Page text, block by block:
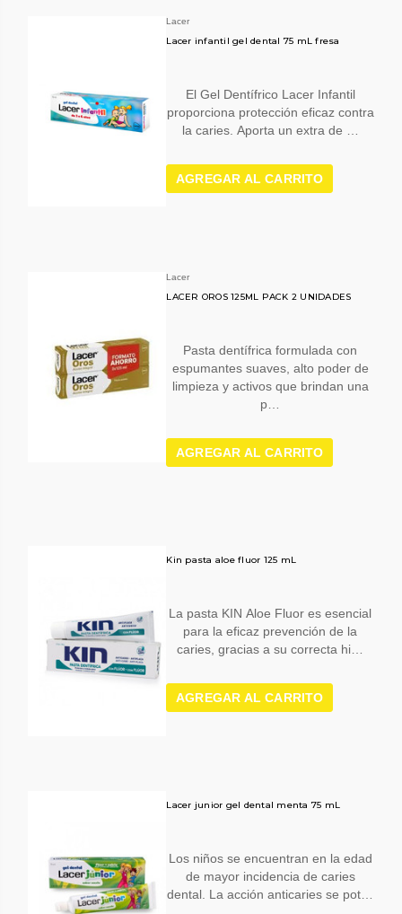
Lacer
Lacer infantil gel dental 75 mL fresa
El Gel Dentífrico Lacer Infantil
proporciona protección eficaz contra
la caries. Aporta un extra de …
AGREGAR AL CARRITO
Lacer
LACER OROS 125ML PACK 2 UNIDADES
Pasta dentífrica formulada con
espumantes suaves, alto poder de
limpieza y activos que brindan una
p…
AGREGAR AL CARRITO
Kin pasta aloe fluor 125 mL
La pasta KIN Aloe Fluor es esencial
para la eficaz prevención de la
caries, gracias a su correcta hi…
AGREGAR AL CARRITO
Lacer junior gel dental menta 75 mL
Los niños se encuentran en la edad
de mayor incidencia de caries
dental. La acción anticaries se pot…